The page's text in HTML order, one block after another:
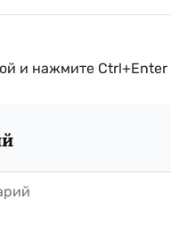
и нажмите Ctrl+Enter